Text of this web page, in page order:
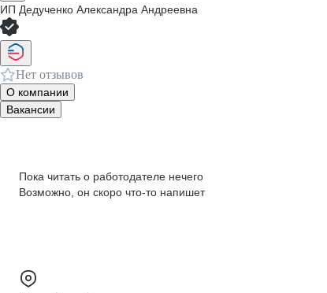
ИП Дедученко Александра Андреевна
Нет отзывов
О компании
Вакансии
Пока читать о работодателе нечего
Возможно, он скоро что‑то напишет